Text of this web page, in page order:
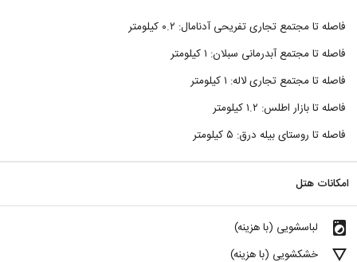
فاصله تا مجتمع تجاری تفریحی آدنامال: ۰.۲ کیلومتر
فاصله تا مجتمع آبدرمانی سبلان: ۱ کیلومتر
فاصله تا مجتمع تجاری لاله: ۱ کیلومتر
فاصله تا بازار اطلس: ۱.۲ کیلومتر
فاصله تا روستای بیله درق: ۵ کیلومتر
امکانات هتل
local_laundry_service لباسشویی (با هزینه)
details خشکشویی (با هزینه)